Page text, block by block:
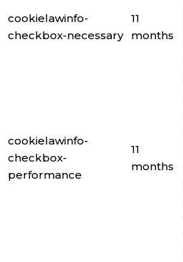
cookielawinfo-
checkbox-necessary
11
months
cookielawinfo-
checkbox-
performance
11
months